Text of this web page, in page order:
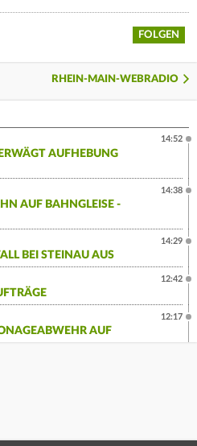
FOLGEN
RHEIN-MAIN-WEBRADIO
AUFHEBUNG
14:52
AUF BAHNGLEISE -
14:38
BEI STEINAU AUS
14:29
12:42
AUF
12:17